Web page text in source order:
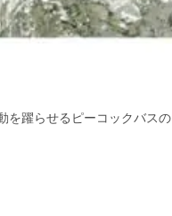
を躍らせるピーコックバスの